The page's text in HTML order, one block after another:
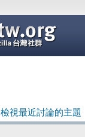
檢視最近討論的主題